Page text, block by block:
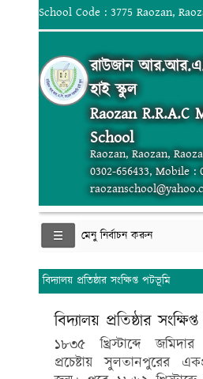
School Code : 3775 Raozan,
রাউজান
হাই স্কুল
Raozan R.R.A.C
School
Raozan, Raozan,
0302-656433, Mobile :
মেনু নির্বাচন করুন
বিদ্যালয় প্রতিষ্ঠার সংক্ষিপ্ত পটভূমি
বিদ্যালয় প্রতিষ্ঠার
১৮৩৫ খ্রিস্টাব্দে
প্রচেষ্টায় সুলতানপুরের